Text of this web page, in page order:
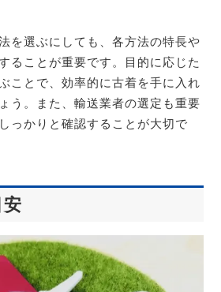
を選ぶにしても、各方法の特長や
ることが重要です。目的に応じた
ことで、効率的に古着を手に入れ
う。また、輸送業者の選定も重要
っかりと確認することが大切で